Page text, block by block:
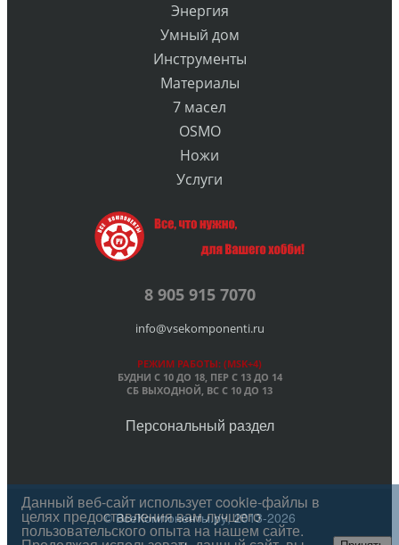
Энергия
Умный дом
Инструменты
Материалы
7 масел
OSMO
Ножи
Услуги
8 905 915 7070
info@vsekomponenti.ru
РЕЖИМ РАБОТЫ: (MSK+4)
БУДНИ С 10 ДО 18, ПЕРС 13 ДО 14
СБ ВЫХОДНОЙ, ВС С 10 ДО 13
Персональный раздел
© ВсеКомпоненты.ру, 2013-2026
Данный веб-сайт использует cookie-файлы в
целях предоставления вам лучшего
пользовательского опыта на нашем сайте.